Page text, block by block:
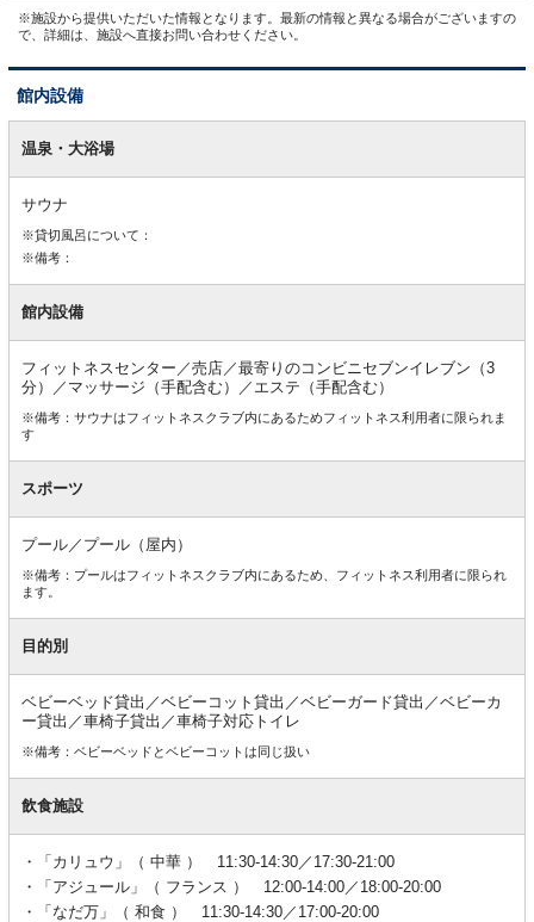
※施設から提供いただいた情報となります。最新の情報と異なる場合がございますの
で、詳細は、施設へ直接お問い合わせください。
館内設備
内温泉・大浴場
サウナ
※貸切風呂について：
※備考：
館内設備
フィットネスセンター／売店／最寄りのコンビニセブンイレブン（3
分）／マッサージ（手配含む）／エステ（手配含む）
※備考：サウナはフィットネスクラブ内にあるためフィットネス利用者に限られま
す
スポーツ
プール／プール（屋内）
※備考：プールはフィットネスクラブ内にあるため、フィットネス利用者に限られ
ます。
目的別
ベビーベッド貸出／ベビーコット貸出／ベビーガード貸出／ベビーカ
ー貸出／車椅子貸出／車椅子対応トイレ
※備考：ベビーベッドとベビーコットは同じ扱い
飲食施設
「カリュウ」（ 中華 ） 11:30-14:30／17:30-21:00
「アジュール」（ フランス ） 12:00-14:00／18:00-20:00
「なだ万」（ 和食 ） 11:30-14:30／17:00-20:00